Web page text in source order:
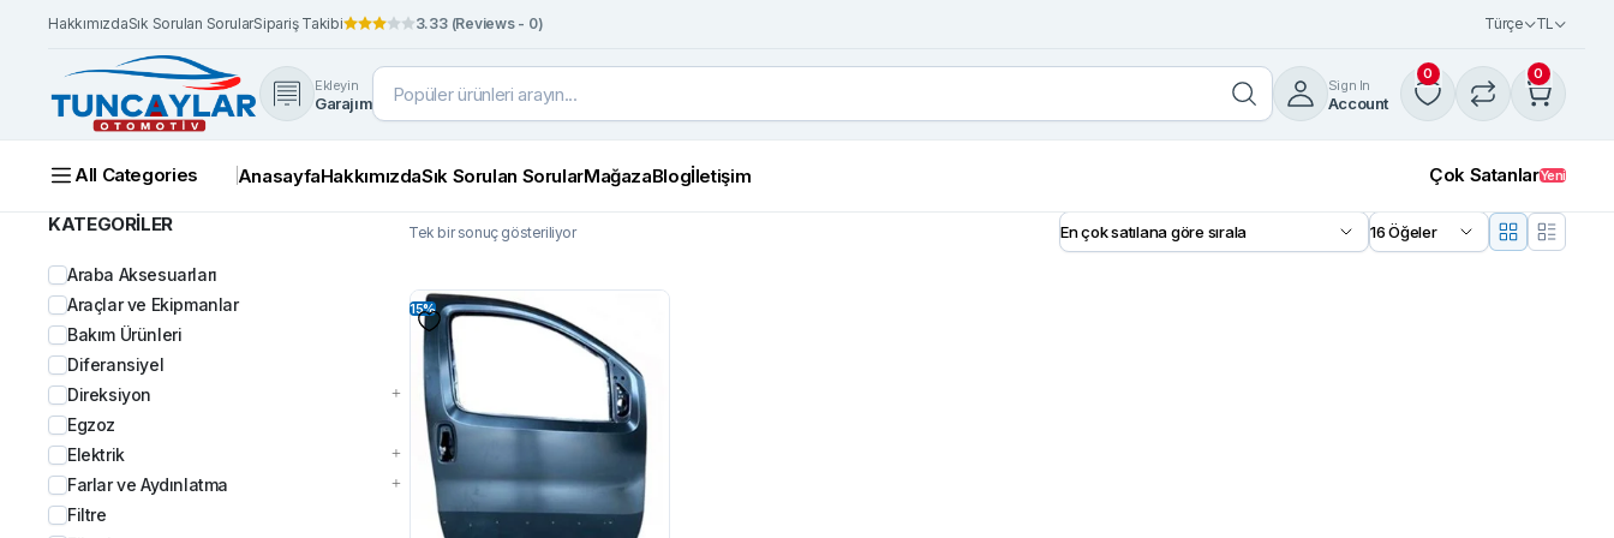
HakkımızdaSık Sorulan SorularSipariş Takibi 3.33 (Reviews - 0) Türçe TL
Ekleyin
Garajım
Sign In
Account
0 0
All Categories AnasayfaHakkımızdaSık Sorulan SorularMağazaBlogİletişim Çok SatanlarYeni
Tek bir sonuç gösteriliyor
15%
KATEGORİLER
Araba Aksesuarları
Araçlar ve Ekipmanlar
Bakım Ürünleri
Diferansiyel
Direksiyon
Egzoz
Elektrik
Farlar ve Aydınlatma
Filtre